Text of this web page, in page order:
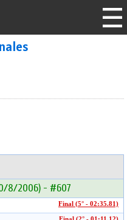
8/2006) - #607
Final (5° - 02:35.81)